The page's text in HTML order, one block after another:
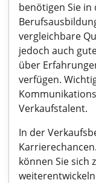
benötigen Sie in
vergleichbare
jedoch auch
über
verfügen.
Verkaufstalent.
In der
können Sie sich